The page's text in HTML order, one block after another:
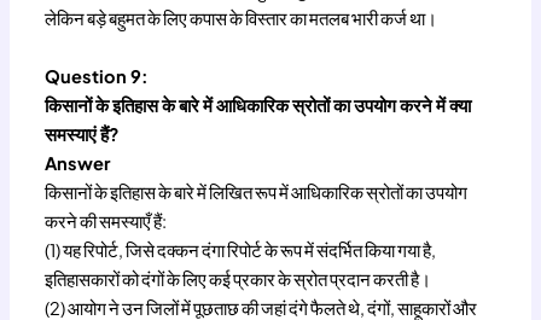
लेकिन बड़े बहुमत के लिए कपास के विस्तार का मतलब भारी कर्ज था।
Question 9:
किसानों के इतिहास के बारे में आधिकारिक स्रोतों का उपयोग करने में क्या
समस्याएं हैं?
Answer
किसानों के इतिहास के बारे में लिखित रूप में आधिकारिक स्रोतों का उपयोग
करने की समस्याएँ हैं:
(1) यह रिपोर्ट, जिसे दक्कन दंगा रिपोर्ट के रूप में संदर्भित किया गया है,
इतिहासकारों को दंगों के लिए कई प्रकार के स्रोत प्रदान करती है।
(2) आयोग ने उन जिलों में पूछताछ की जहां दंगे फैलते थे, दंगों, साहूकारों और